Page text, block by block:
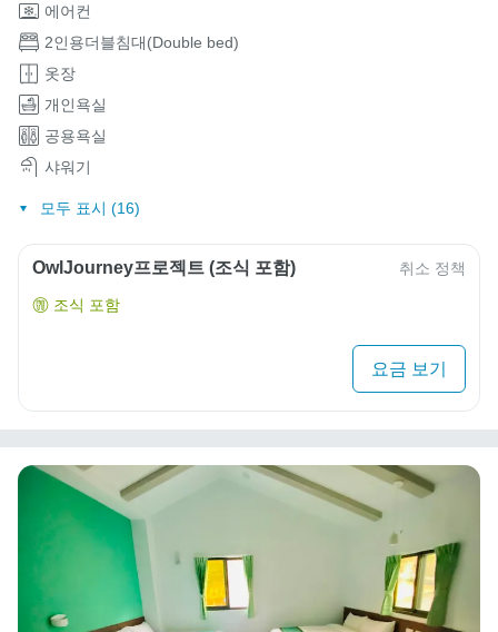
에어컨
2인용더블침대(Double bed)
옷장
개인욕실
공용욕실
샤워기
모두 표시 (16)
OwlJourney프로젝트 (조식 포함) 취소 정책
조식 포함
요금 보기